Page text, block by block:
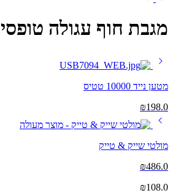
מגבת חוף עגולה טופסי
מטען נייד 10000 טטיס
₪198.0
מולטי שייק & טייק
₪486.0
₪108.0